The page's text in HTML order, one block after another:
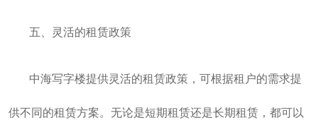
五、灵活的租赁政策
中海写字楼提供灵活的租赁政策，可根据租户的需求提
供不同的租赁方案。无论是短期租赁还是长期租赁，都可以